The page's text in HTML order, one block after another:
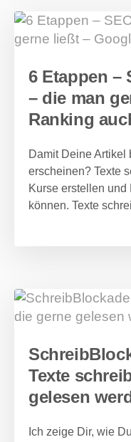
6 Etappen –
– die man
Ranking
Damit Deine Artikel
erscheinen? Texte
Kurse erstellen
können. Texte
Texte
gelesen
Ich zeige Dir, wie